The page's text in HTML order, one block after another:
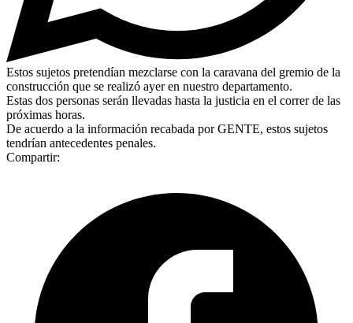
Estos sujetos pretendían mezclarse con la caravana del gremio de la
construcción que se realizó ayer en nuestro departamento.
Estas dos personas serán llevadas hasta la justicia en el correr de las
próximas horas.
De acuerdo a la información recabada por GENTE, estos sujetos
tendrían antecedentes penales.
Compartir: